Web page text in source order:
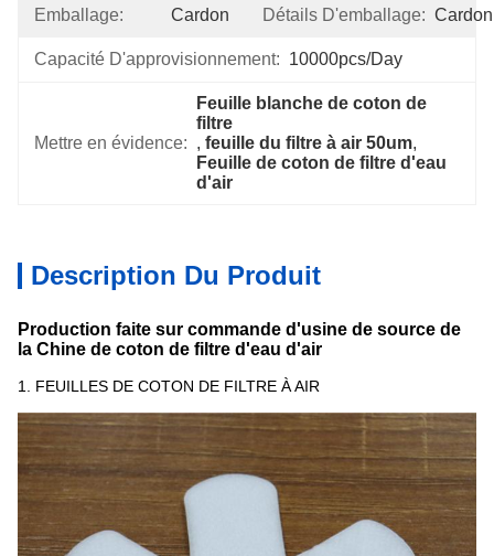
Emballage: Cardon Détails D'emballage: Cardon
Capacité D'approvisionnement: 10000pcs/day
Mettre en évidence:
Feuille blanche de coton de
filtre
, feuille du filtre à air 50um,
Feuille de coton de filtre d'eau
d'air
Description Du Produit
Production faite sur commande d'usine de source de
la Chine de coton de filtre d'eau d'air
1. FEUILLES DE COTON DE FILTRE À AIR